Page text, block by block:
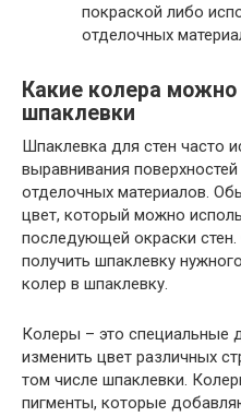
покраской либо
отделочных
Какие колера
шпаклевки
Шпаклевка для стен часто
выравнивания
отделочных материалов.
цвет, который можно
последующей окраски
получить шпаклевку
колер в шпаклевку.
Колеры – это специальные
изменить цвет различных
том числе шпаклевки.
пигменты, которые